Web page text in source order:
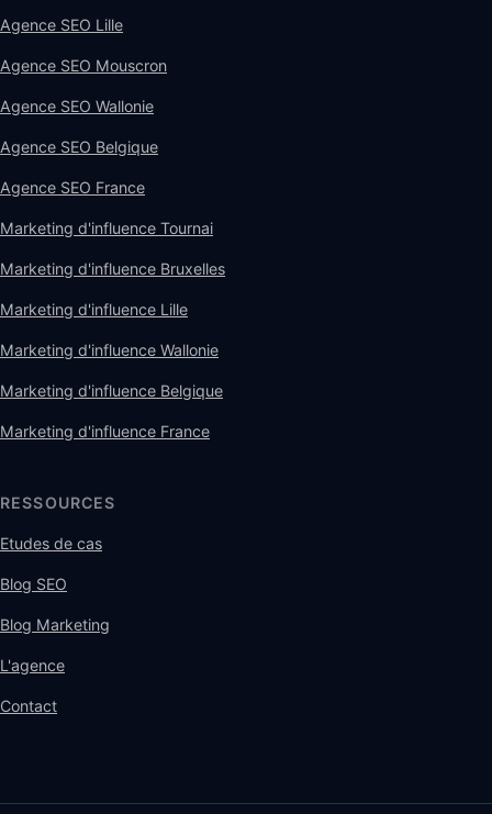
Agence SEO Lille
Agence SEO Mouscron
Agence SEO Wallonie
Agence SEO Belgique
Agence SEO France
Marketing d'influence Tournai
Marketing d'influence Bruxelles
Marketing d'influence Lille
Marketing d'influence Wallonie
Marketing d'influence Belgique
Marketing d'influence France
RESSOURCES
Etudes de cas
Blog SEO
Blog Marketing
L'agence
Contact